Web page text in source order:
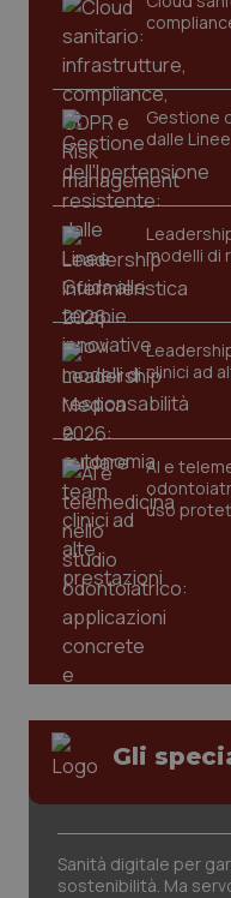
Gestione
dalle
modelli di
clinici ad
AI e
uso
Gli
Sanità digitale per
sostenibilità. Ma
navigazione sulle
protette del sito. Il
funzionare
tracking-sites-